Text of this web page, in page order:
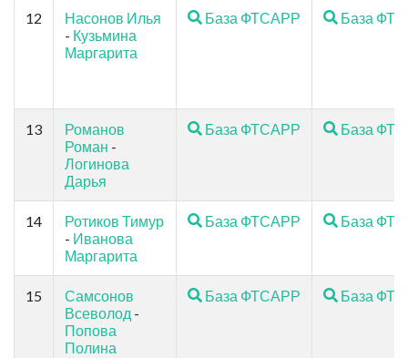
12
Насонов Илья
- Кузьмина
Маргарита
База ФТСАРР База
13
Романов
Роман -
Логинова
Дарья
База ФТСАРР База
14
Ротиков Тимур
- Иванова
Маргарита
База ФТСАРР База
15
Самсонов
Всеволод -
Попова
Полина
База ФТСАРР База